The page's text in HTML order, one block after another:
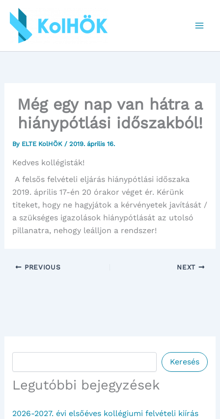
content
Még egy nap van hátra a
hiánypótlási időszakból!
By ELTE KolHÖK / 2019. április 16.
Kedves kollégisták!
A felsős felvételi eljárás hiánypótlási időszaka
2019. április 17-én 20 órakor véget ér. Kérünk
titeket, hogy ne hagyjátok a kérvényetek javítását /
a szükséges igazolások hiánypótlását az utolsó
pillanatra, nehogy leálljon a rendszer!
PREVIOUS NEXT
Keresés
Legutóbbi bejegyzések
2026-2027. évi elsőéves kollégiumi felvételi kiírás